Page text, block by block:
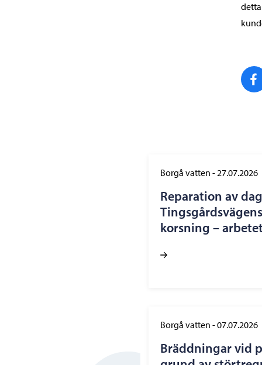
Borgå vatten -27.07.2026
Reparation av
korsning –
Borgå vatten -07.07.2026
Bräddningar vid